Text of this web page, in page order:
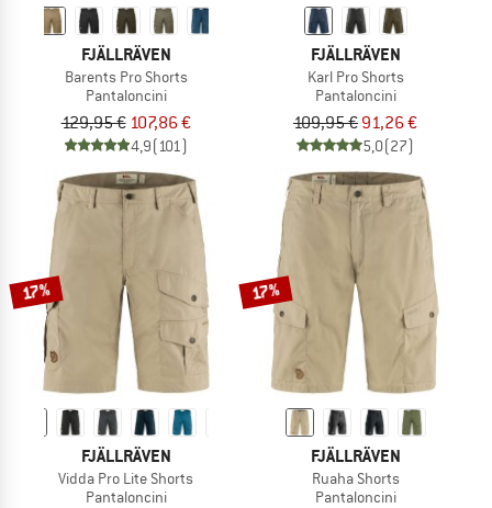
FJÄLLRÄVEN
Barents Pro Shorts
Pantaloncini
129,95 € 107,86 €
4,9(101)
FJÄLLRÄVEN
Karl Pro Shorts
Pantaloncini
109,95 € 91,26 €
5,0(27)
17%
FJÄLLRÄVEN
Vidda Pro Lite Shorts
Pantaloncini
17%
FJÄLLRÄVEN
Ruaha Shorts
Pantaloncini